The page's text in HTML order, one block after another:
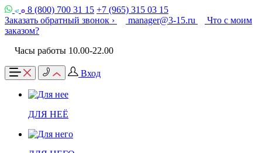
8 (800) 700 31 15 +7 (965) 315 03 15
Заказать обратный звонок ›
manager@3-15.ru
Что с моим
заказом?
Часы работы 10.00-22.00
Вход
ДЛЯ НЕЁ